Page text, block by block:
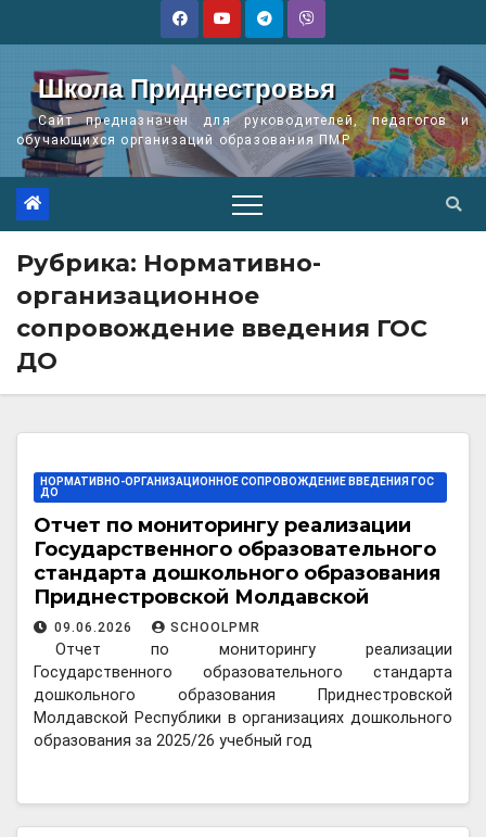
Школа Приднестровья
Сайт предназначен для руководителей, педагогов и
обучающихся организаций образования ПМР
Рубрика: Нормативно-
организационное
сопровождение введения ГОС
ДО
НОРМАТИВНО-ОРГАНИЗАЦИОННОЕ СОПРОВОЖДЕНИЕ ВВЕДЕНИЯ ГОС
ДО
Отчет по мониторингу реализации
Государственного образовательного
стандарта дошкольного образования
Приднестровской Молдавской
Республики в организациях
дошкольного образования за 2025/26
учебный год
09.06.2026 SCHOOLPMR
Отчет по мониторингу реализации
Государственного образовательного стандарта
дошкольного образования Приднестровской
Молдавской Республики в организациях дошкольного
образования за 2025/26 учебный год